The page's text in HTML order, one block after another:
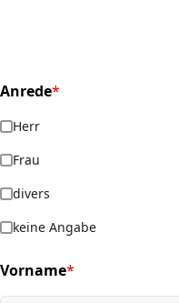
Anrede*
(required)
Herr
Frau
divers
keine Angabe
Vorname*
(required)